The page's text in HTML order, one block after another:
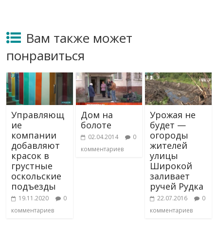
Вам также может
понравиться
Управляющ
ие
компании
добавляют
красок в
грустные
оскольские
подъезды
19.11.2020
0
комментариев
Дом на
болоте
02.04.2014
0
комментариев
Урожая не
будет —
огороды
жителей
улицы
Широкой
заливает
ручей Рудка
22.07.2016
0
комментариев